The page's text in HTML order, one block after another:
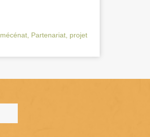
mécénat, Partenariat, projet